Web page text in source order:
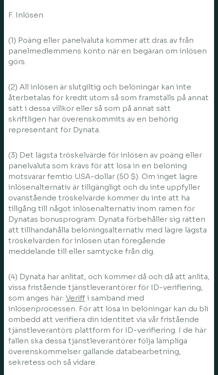
F. Inlösen
(1) Poäng eller panelvaluta kommer att dras av från
panelmedlemmens konto när en begäran om inlösen
görs.
(2) All inlösen är slutgiltig och belöningar kan inte
återbetalas för kredit utom så som framställs på annat
sätt i dessa villkor eller så som på annat sätt
skriftligen har överenskommits av en behörig
representant för Dynata.
(3) Det lägsta tröskelvärde för inlösen av poäng eller
panelvaluta som krävs för att lösa in en belöning
motsvarar femtio USA-dollar (50 $). Om inget lägre
inlösenalternativ är tillgängligt och du inte uppfyller
ovanstående tröskelvärde kommer du inte att ha
tillgång till något inlösenalternativ inom ramen för
Dynatas bonusprogram. Dynata förbehåller sig rätten
att tillhandahålla belöningsalternativ med lägre lägsta
tröskelvärden för inlösen utan föregående
meddelande till eller samtycke från dig.
(4) Dynata har anlitat, och kommer då och då att anlita,
vissa fristående tjänstleverantörer för ID-verifiering,
som anges här: Veriff i samband med
inlösenprocessen. För att lösa in belöningar kan du bli
ombedd att verifiera din identitet via vår fristående
tjänstleverantörs plattform för ID-verifiering. I de här
fallen ska dessa tjänstleverantörer följa lämpliga
överenskommelser gällande databearbetning,
sekretess och så vidare.